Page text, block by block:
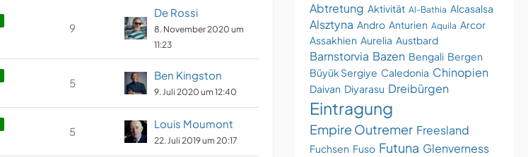
9
De Rossi
8. November 2020 um
11:23
5
Ben Kingston
9. Juli 2020 um 12:40
5
Louis Moumont
22. Juli 2019 um 20:17
Abtretung Aktivität Al-Bathia Alcasalsa
Alsztyna Andro Anturien Aquila Arcor
Assakhien Aurelia Austbard
Barnstorvia Bazen Bengali Bergen
Büyük Sergiye Caledonia Chinopien
Daivan Diyarasu Dreibürgen
Eintragung
Empire Outremer Freesland
Fuchsen Fuso Futuna Glenverness